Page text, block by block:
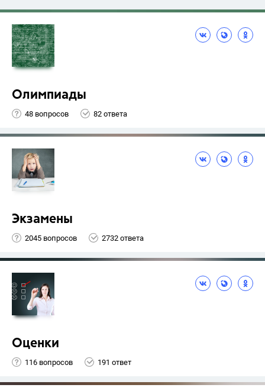
Олимпиады
48 вопросов 82 ответа
Экзамены
2045 вопросов 2732 ответа
Оценки
116 вопросов 191 ответ